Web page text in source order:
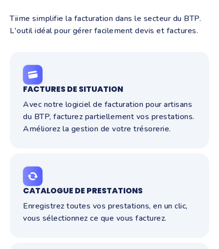
Tiime simplifie la facturation dans le secteur du BTP.
L'outil idéal pour gérer facilement devis et factures.
FACTURES DE SITUATION
Avec notre logiciel de facturation pour artisans
du BTP, facturez partiellement vos prestations.
Améliorez la gestion de votre trésorerie.
CATALOGUE DE PRESTATIONS
Enregistrez toutes vos prestations, en un clic,
vous sélectionnez ce que vous facturez.